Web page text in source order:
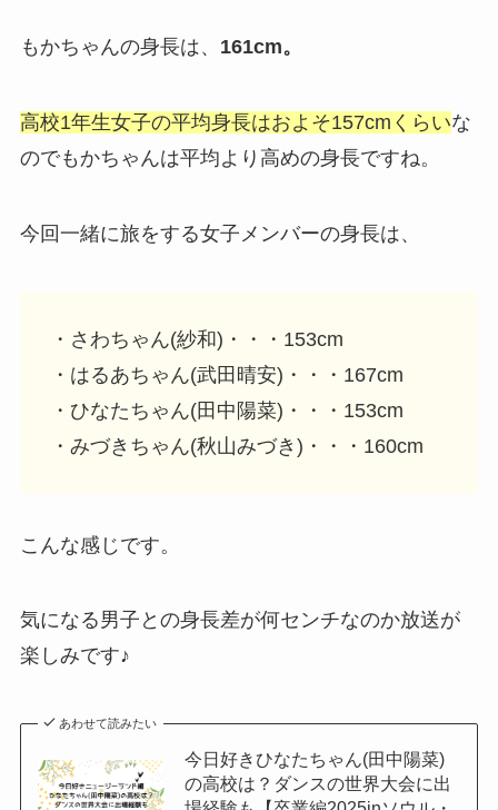
もかちゃんの身長は、 161cm。
高校1年生女子の平均身長はおよそ157cmくらいな
のでもかちゃんは平均より高めの身長ですね。
今回一緒に旅をする女子メンバーの身長は、
・さわちゃん(紗和)・・・153cm
・はるあちゃん(武田晴安)・・・167cm
・ひなたちゃん(田中陽菜)・・・153cm
・みづきちゃん(秋山みづき)・・・160cm
こんな感じです。
気になる男子との身長差が何センチなのか放送が
楽しみです♪
あわせて読みたい
今日好きひなたちゃん(田中陽菜)
の高校は？ダンスの世界大会に出